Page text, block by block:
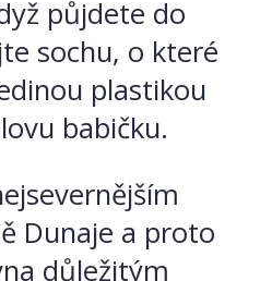
půjdete do
sochu, o které
plastikou
babičku.
Dunaje a proto
důležitým